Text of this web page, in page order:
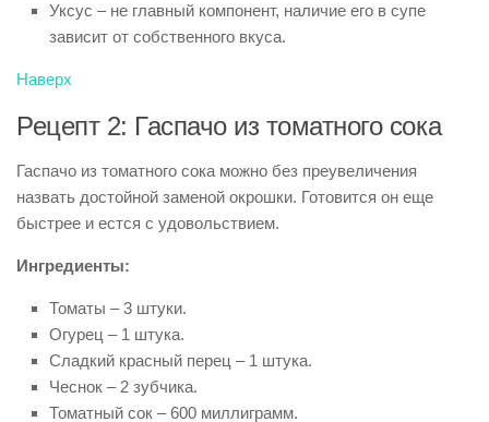
Уксус – не главный компонент, наличие его в супе
зависит от собственного вкуса.
Наверх
Рецепт 2: Гаспачо из томатного сока
Гаспачо из томатного сока можно без преувеличения
назвать достойной заменой окрошки. Готовится он еще
быстрее и естся с удовольствием.
Ингредиенты:
Томаты – 3 штуки.
Огурец – 1 штука.
Сладкий красный перец – 1 штука.
Чеснок – 2 зубчика.
Томатный сок – 600 миллиграмм.